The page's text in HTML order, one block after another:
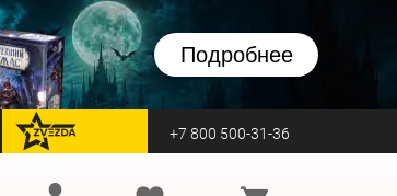
Подробнее
перейти на Zvezda +7 800 500-31-36